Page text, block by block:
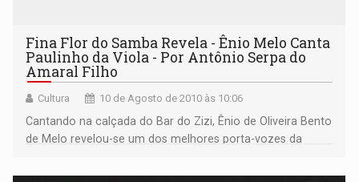
Fina Flor do Samba Revela - Ênio Melo Canta
Paulinho da Viola - Por Antônio Serpa do
Amaral Filho
Cultura 10 de Agosto de 2010 às 10:06
Cantando na calçada do Bar do Zizi, Ênio de Oliveira Bento
de Melo revelou-se um dos melhores porta-vozes da
revista a obra do compositor, inundando de magia e